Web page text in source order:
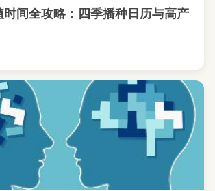
时间全攻略：四季播种日历与高产